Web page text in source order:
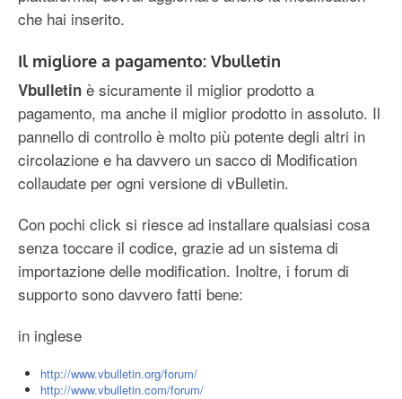
che hai inserito.
Il migliore a pagamento: Vbulletin
Vbulletin è sicuramente il miglior prodotto a
pagamento, ma anche il miglior prodotto in assoluto. Il
pannello di controllo è molto più potente degli altri in
circolazione e ha davvero un sacco di Modification
collaudate per ogni versione di vBulletin.
Con pochi click si riesce ad installare qualsiasi cosa
senza toccare il codice, grazie ad un sistema di
importazione delle modification. Inoltre, i forum di
supporto sono davvero fatti bene:
in inglese
http://www.vbulletin.org/forum/
http://www.vbulletin.com/forum/